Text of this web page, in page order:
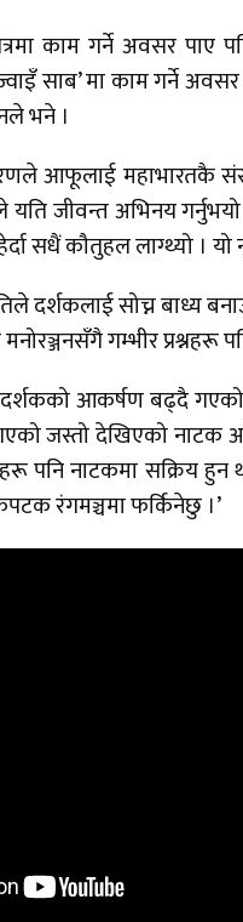
काम गर्ने अवसर पाए
साब’ मा काम गर्ने
भने ।
आफूलाई महाभारतकै
जीवन्त अभिनय
सधैं कौतुहल लाग्थ्यो ।
दर्शकलाई सोच्न बाध्य
गम्भीर प्रश्नहरू
दर्शकको आकर्षण बढ्दै
जस्तो देखिएको नाटक
पनि नाटकमा सक्रिय
रंगमञ्चमा फर्किनेछु ।’